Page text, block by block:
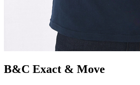
B&C Exact & Move